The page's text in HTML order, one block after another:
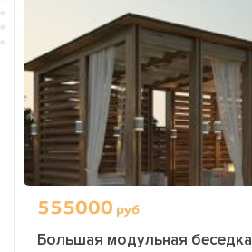
555000 руб
Большая модульная беседка